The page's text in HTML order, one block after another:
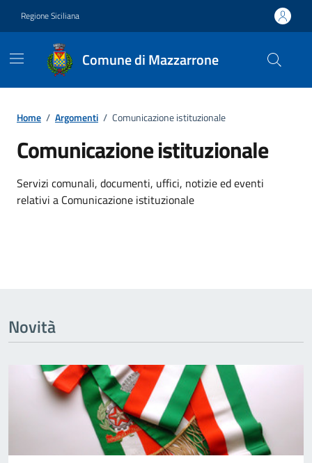
Regione Siciliana
Comune di Mazzarrone
Home / Argomenti / Comunicazione istituzionale
Comunicazione istituzionale
Dettagli dell'argomento
Servizi comunali, documenti, uffici, notizie ed eventi
relativi a Comunicazione istituzionale
Novità